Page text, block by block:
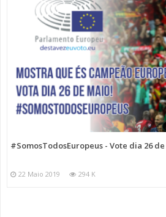
#SomosTodosEuropeus - Vote dia 26
22 Maio 2019 294 K